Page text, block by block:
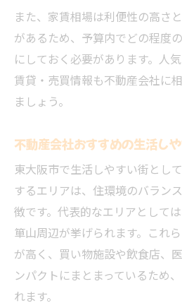
また、家賃相場は利便性の高さ
があるため、予算内でどの程度
にしておく必要があります。人
賃貸・売買情報も不動産会社に
ましょう。
不動産会社おすすめの生活し
東大阪市で生活しやすい街とし
するエリアは、住環境のバラン
徴です。代表的なエリアとして
箪山周辺が挙げられます。これ
が高く、買い物施設や飲食店、
ンパクトにまとまっているため
れます。